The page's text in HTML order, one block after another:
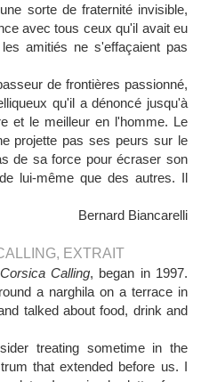
sorte de fraternité invisible,
avec tous ceux qu'il avait eu
amitiés ne s'effaçaient pas
de frontières passionné,
qu'il a dénoncé jusqu'à
et le meilleur en l'homme. Le
projette pas ses peurs sur le
de sa force pour écraser son
lui-même que des autres. Il
Bernard Biancarelli
EXTRAIT
Corsica Calling, began in 1997.
a narghila on a terrace in
talked about food, drink and
treating sometime in the
that extended before us. I